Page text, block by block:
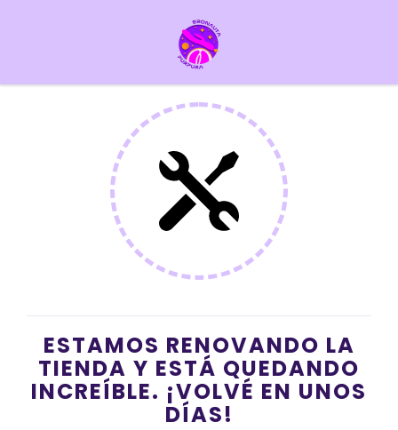
ESTAMOS RENOVANDO LA
TIENDA Y ESTÁ QUEDANDO
INCREÍBLE. ¡VOLVÉ EN UNOS
DÍAS!